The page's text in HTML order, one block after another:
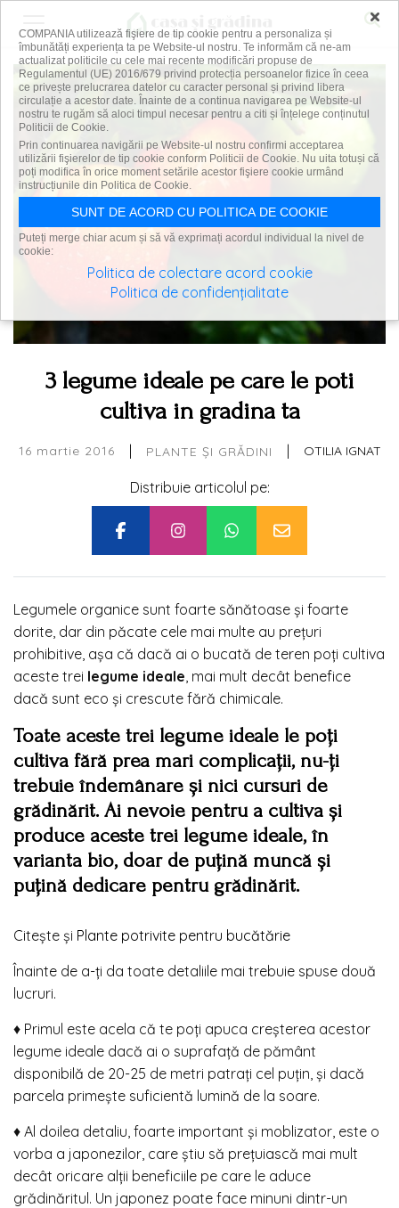
3 legume ideale pe care le poti
cultiva in gradina ta
16 martie 2016 | PLANTE ȘI GRĂDINI | OTILIA IGNAT
Distribuie articolul pe:
Legumele organice sunt foarte sănătoase și foarte
dorite, dar din păcate cele mai multe au prețuri
prohibitive, așa că dacă ai o bucată de teren poți cultiva
aceste trei legume ideale , mai mult decât benefice
dacă sunt eco și crescute fără chimicale.
Toate aceste trei legume ideale le poți
cultiva fără prea mari complicații, nu-ți
trebuie îndemânare și nici cursuri de
grădinărit. Ai nevoie pentru a cultiva și
produce aceste trei legume ideale, în
varianta bio, doar de puțină muncă și
puțină dedicare pentru grădinărit.
Citeşte şi Plante potrivite pentru bucătărie
Înainte de a-ți da toate detaliile mai trebuie spuse două
lucruri.
♦ Primul este acela că te poți apuca creșterea acestor
legume ideale dacă ai o suprafață de pământ
disponibilă de 20-25 de metri patrați cel puțin, și dacă
parcela primește suficientă lumină de la soare.
♦ Al doilea detaliu, foarte important și moblizator, este o
vorba a japonezilor, care știu să prețuiască mai mult
decât oricare alții beneficiile pe care le aduce
grădinăritul. Un japonez poate face minuni dintr-un
×
COMPANIA utilizează fişiere de tip cookie pentru a personaliza și
îmbunătăți experiența ta pe Website-ul nostru. Te informăm că ne-am
actualizat politicile cu cele mai recente modificări propuse de
Regulamentul (UE) 2016/679 privind protecția persoanelor fizice în ceea
ce privește prelucrarea datelor cu caracter personal și privind libera
circulație a acestor date. Înainte de a continua navigarea pe Website-ul
nostru te rugăm să aloci timpul necesar pentru a citi și înțelege conținutul
Politicii de Cookie.
Prin continuarea navigării pe Website-ul nostru confirmi acceptarea
utilizării fişierelor de tip cookie conform Politicii de Cookie. Nu uita totuși că
poți modifica în orice moment setările acestor fişiere cookie urmând
instrucțiunile din Politica de Cookie.
SUNT DE ACORD CU POLITICA DE COOKIE
Puteți merge chiar acum și să vă exprimați acordul individual la nivel de
cookie:
Politica de colectare acord cookie
Politica de confidențialitate